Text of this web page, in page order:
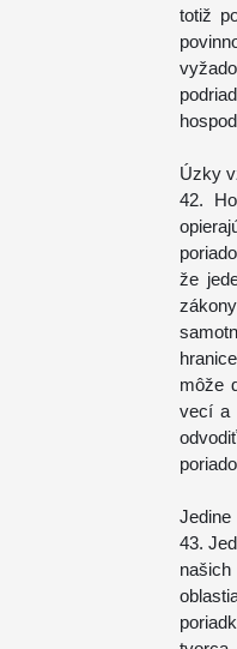
totiž
Úzky
42.
že
môže
vecí a
Jedine
43.